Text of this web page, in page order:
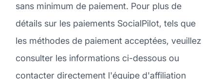
sans minimum de paiement. Pour plus de
détails sur les paiements SocialPilot, tels que
les méthodes de paiement acceptées, veuillez
consulter les informations ci-dessous ou
contacter directement l'équipe d'affiliation